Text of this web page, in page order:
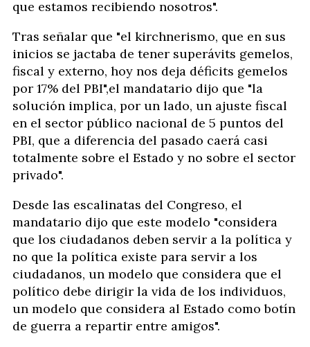
que estamos recibiendo nosotros".
Tras señalar que "el kirchnerismo, que en sus
inicios se jactaba de tener superávits gemelos,
fiscal y externo, hoy nos deja déficits gemelos
por 17% del PBI",el mandatario dijo que "la
solución implica, por un lado, un ajuste fiscal
en el sector público nacional de 5 puntos del
PBI, que a diferencia del pasado caerá casi
totalmente sobre el Estado y no sobre el sector
privado".
Desde las escalinatas del Congreso, el
mandatario dijo que este modelo "considera
que los ciudadanos deben servir a la política y
no que la política existe para servir a los
ciudadanos, un modelo que considera que el
político debe dirigir la vida de los individuos,
un modelo que considera al Estado como botín
de guerra a repartir entre amigos".